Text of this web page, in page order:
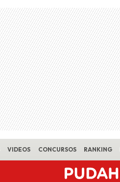
VIDEOS CONCURSOS RANKING